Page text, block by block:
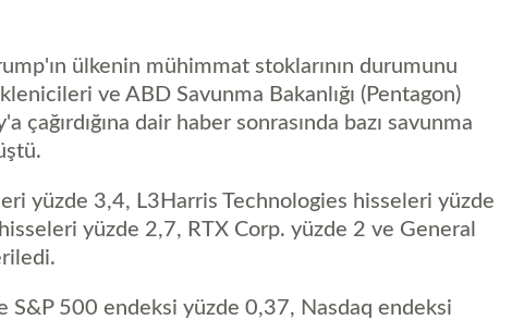
ülkenin mühimmat stoklarının durumunu
ve ABD Savunma Bakanlığı (Pentagon)
çağırdığına dair haber sonrasında bazı savunma
yüzde 3,4, L3Harris Technologies hisseleri yüzde
yüzde 2,7, RTX Corp. yüzde 2 ve General
S&P 500 endeksi yüzde 0,37, Nasdaq endeksi